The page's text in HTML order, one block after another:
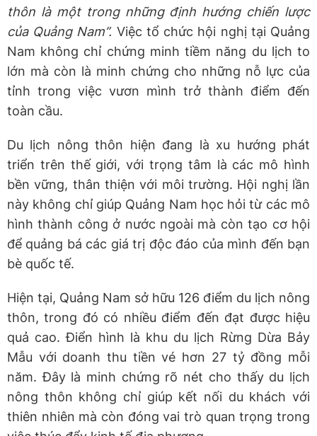
thôn là một trong những định hướng chiến lược
của Quảng Nam”. Việc tổ chức hội nghị tại Quảng
Nam không chỉ chứng minh tiềm năng du lịch to
lớn mà còn là minh chứng cho những nỗ lực của
tỉnh trong việc vươn mình trở thành điểm đến
toàn cầu.
Du lịch nông thôn hiện đang là xu hướng phát
triển trên thế giới, với trọng tâm là các mô hình
bền vững, thân thiện với môi trường. Hội nghị lần
này không chỉ giúp Quảng Nam học hỏi từ các mô
hình thành công ở nước ngoài mà còn tạo cơ hội
để quảng bá các giá trị độc đáo của mình đến bạn
bè quốc tế.
Hiện tại, Quảng Nam sở hữu 126 điểm du lịch nông
thôn, trong đó có nhiều điểm đến đạt được hiệu
quả cao. Điển hình là khu du lịch Rừng Dừa Bảy
Mẫu với doanh thu tiền vé hơn 27 tỷ đồng mỗi
năm. Đây là minh chứng rõ nét cho thấy du lịch
nông thôn không chỉ giúp kết nối du khách với
thiên nhiên mà còn đóng vai trò quan trọng trong